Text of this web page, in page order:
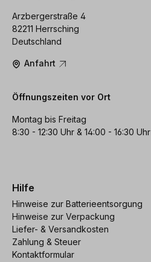
Arzbergerstraße 4
82211 Herrsching
Deutschland
Anfahrt
Öffnungszeiten vor Ort
Montag bis Freitag
8:30 - 12:30 Uhr & 14:00 - 16:30 Uhr
Hilfe
Hinweise zur Batterieentsorgung
Hinweise zur Verpackung
Liefer- & Versandkosten
Zahlung & Steuer
Kontaktformular